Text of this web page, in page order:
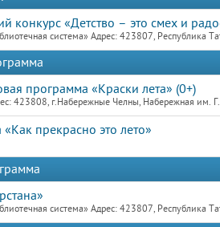
конкурс «Детство – это смех и
система» Адрес: 423807,
программа «Краски лета» (0+)
423808, г.Набережные Челны, Набережная им.
прекрасно это лето»
система» Адрес: 423807,